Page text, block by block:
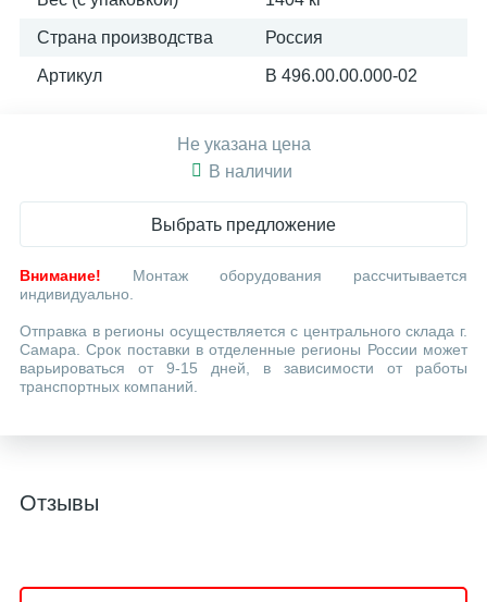
Страна производства Россия
Артикул В 496.00.00.000-02
Не указана цена
В наличии
Выбрать предложение
Внимание! Монтаж оборудования рассчитывается
индивидуально.
Отправка в регионы осуществляется с центрального склада г.
Самара. Срок поставки в отделенные регионы России может
варьироваться от 9-15 дней, в зависимости от работы
транспортных компаний.
Отзывы